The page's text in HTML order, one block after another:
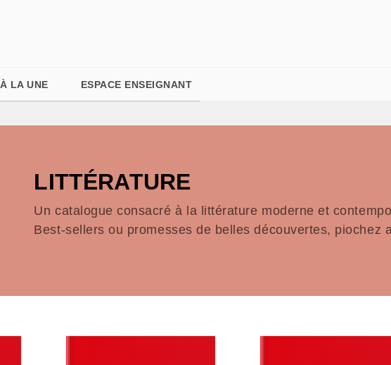
À LA UNE ESPACE ENSEIGNANT
LITTÉRATURE
Un catalogue consacré à la littérature moderne et
Best-sellers ou promesses de belles découvertes, piochez